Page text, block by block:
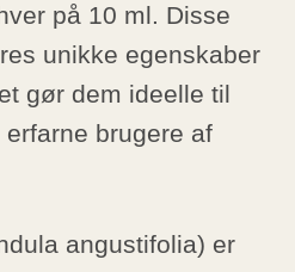
på 10 ml. Disse
unikke egenskaber
gør dem ideelle til
brugere af
angustifolia) er